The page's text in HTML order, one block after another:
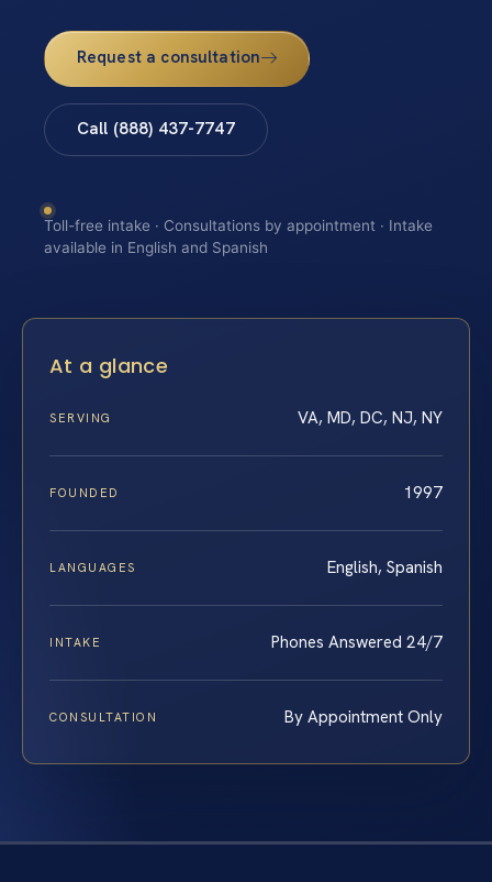
Request a consultation
Call (888) 437-7747
Toll-free intake · Consultations by appointment · Intake
available in English and Spanish
At a glance
SERVING VA, MD, DC, NJ, NY
FOUNDED 1997
LANGUAGES English, Spanish
INTAKE Phones Answered 24/7
CONSULTATION By Appointment Only